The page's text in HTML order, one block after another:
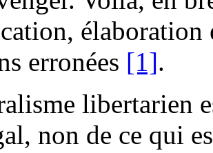
élaboration
erronées [1].
libertarien
non de ce qui